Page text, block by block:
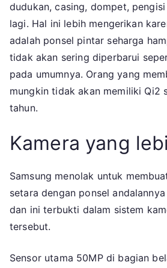
dudukan, casing, dompet,
lagi. Hal ini lebih mengerikan
adalah ponsel pintar seharga
tidak akan sering diperbarui
pada umumnya. Orang yang
mungkin tidak akan memiliki Qi2
tahun.
Kamera yang
Samsung menolak untuk
setara dengan ponsel
dan ini terbukti dalam sistem
tersebut.
Sensor utama 50MP di bagian